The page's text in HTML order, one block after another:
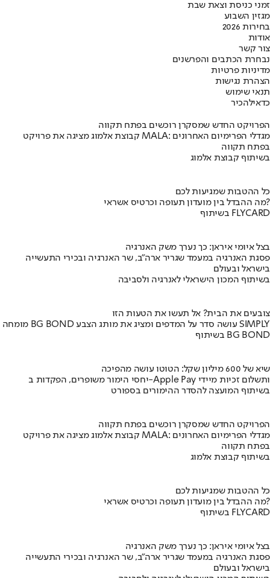
זמני כניסת וצאת שבת
מגזין השבוע
בחירות 2026
אודות
צור קשר
נבחרת הכתבים והפרשנים
מדיניות פרטיות
הצהרת נגישות
תנאי שימוש
כדאילהכיר
הפרויקט החדש שמסקרן רוכשים בפתח תקווה
קבוצת אלמוג מציגה את פרויקט MALA: מגדלי הפרימיום האחרונים
בפתח תקווה
בשיתוף קבוצת אלמוג
כל ההטבות שמגיעות לכם
מה ההבדל בין מועדון תעופה וכרטיס אשראי?
בשיתוף FLYCARD
בצל איומי איראן: כך נערך משק האנרגיה
פסגת האנרגיה במעמד שגריר ארה"ב, שר האנרגיה ובכירי התעשייה
בישראל ובעולם
בשיתוף המכון הישראלי לאנרגיה ולסביבה
צובעים את הבית? אל תעשו את הטעות הזו
מומחה BG BOND עושה סדר על המדפים ומציג את מותג הצבע SIMPLY
בשיתוף BG BOND
שיא של 600 מיליון שקל: הטוטו עושה מהפיכה
יחסי הימור משופרים, הפקדות ב-Apple Pay ותשלום זכיות מיידי
בשיתוף המועצה להסדר ההימורים בספורט
הפרויקט החדש שמסקרן רוכשים בפתח תקווה
קבוצת אלמוג מציגה את פרויקט MALA: מגדלי הפרימיום האחרונים
בפתח תקווה
בשיתוף קבוצת אלמוג
כל ההטבות שמגיעות לכם
מה ההבדל בין מועדון תעופה וכרטיס אשראי?
בשיתוף FLYCARD
בצל איומי איראן: כך נערך משק האנרגיה
פסגת האנרגיה במעמד שגריר ארה"ב, שר האנרגיה ובכירי התעשייה
בישראל ובעולם